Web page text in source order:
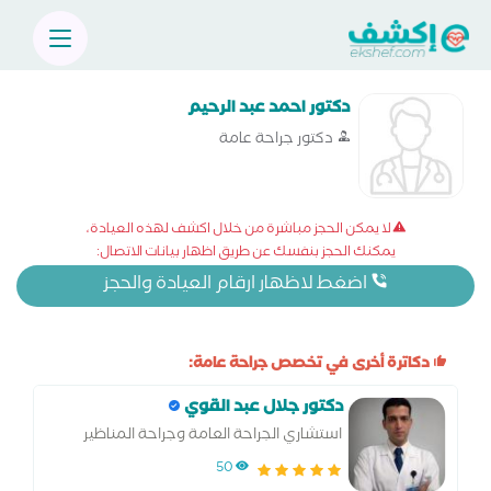
دكتور احمد عبد الرحيم
دكتور جراحة عامة
لا يمكن الحجز مباشرة من خلال اكشف لهذه العيادة،
يمكنك الحجز بنفسك عن طريق اظهار بيانات الاتصال:
اضغط لاظهار ارقام العيادة والحجز
دكاترة أخرى في تخصص جراحة عامة:
دكتور جلال عبد القوي
استشاري الجراحة العامة وجراحة المناظير
50